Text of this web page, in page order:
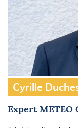
Cyrille
Expert METEO